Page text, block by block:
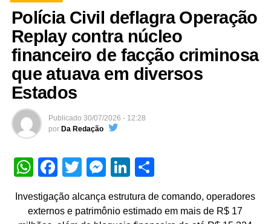
Polícia Civil deflagra Operação
Replay contra núcleo
financeiro de facção criminosa
que atuava em diversos
Estados
Publicado 30/07/2026 - 12:28
por Da Redação
WhatsApp
Facebook
TwitterMessenger
LinkedIn
Investigação alcança estrutura de comando, operadores
externos e patrimônio estimado em mais de R$ 17